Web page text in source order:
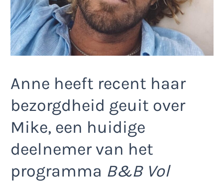
Anne heeft recent haar
bezorgdheid geuit over
Mike, een huidige
deelnemer van het
programma B&B Vol